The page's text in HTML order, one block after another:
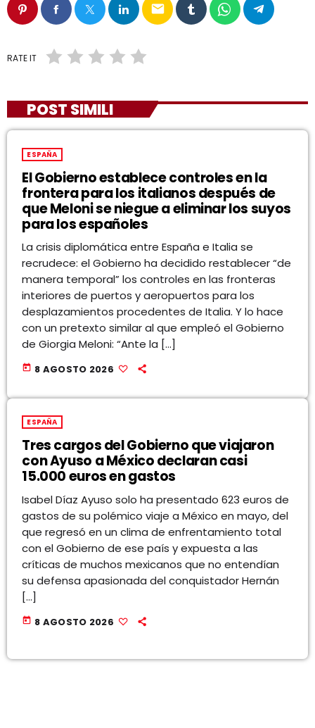
email
RATE IT
POST SIMILI
ESPAÑA
El Gobierno establece controles en la
frontera para los italianos después de
que Meloni se niegue a eliminar los suyos
para los españoles
La crisis diplomática entre España e Italia se
recrudece: el Gobierno ha decidido restablecer “de
manera temporal” los controles en las fronteras
interiores de puertos y aeropuertos para los
desplazamientos procedentes de Italia. Y lo hace
con un pretexto similar al que empleó el Gobierno
de Giorgia Meloni: “Ante la […]
today 8 AGOSTO 2026
ESPAÑA
Tres cargos del Gobierno que viajaron
con Ayuso a México declaran casi
15.000 euros en gastos
Isabel Díaz Ayuso solo ha presentado 623 euros de
gastos de su polémico viaje a México en mayo, del
que regresó en un clima de enfrentamiento total
con el Gobierno de ese país y expuesta a las
críticas de muchos mexicanos que no entendían
su defensa apasionada del conquistador Hernán
[…]
today 8 AGOSTO 2026